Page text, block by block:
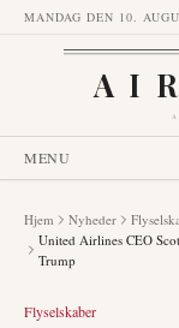
MANDAG DEN 10.
MENU
Hjem Nyheder
United Airlines CEO
Trump
Flyselskaber